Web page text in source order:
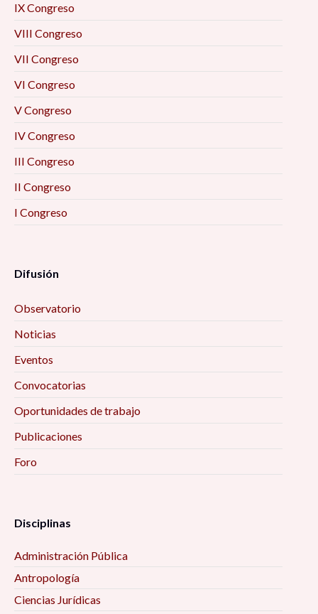
IX Congreso
VIII Congreso
VII Congreso
VI Congreso
V Congreso
IV Congreso
III Congreso
II Congreso
I Congreso
Difusión
Observatorio
Noticias
Eventos
Convocatorias
Oportunidades de trabajo
Publicaciones
Foro
Disciplinas
Administración Pública
Antropología
Ciencias Jurídicas